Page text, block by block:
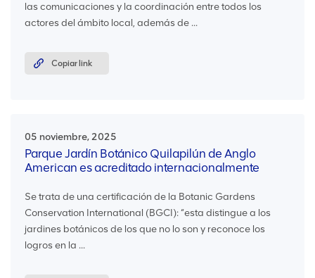
las comunicaciones y la coordinación entre todos los
actores del ámbito local, además de ...
Copiar link
05 noviembre, 2025
Parque Jardín Botánico Quilapilún de Anglo
American es acreditado internacionalmente
Se trata de una certificación de la Botanic Gardens
Conservation International (BGCI): “esta distingue a los
jardines botánicos de los que no lo son y reconoce los
logros en la ...